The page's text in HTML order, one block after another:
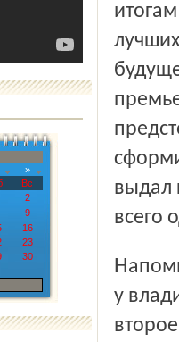
»
Вс
2
9
16
23
30
выдал
всего
Напомним вкратце хронологию событий. Выиграв 16 мая
у